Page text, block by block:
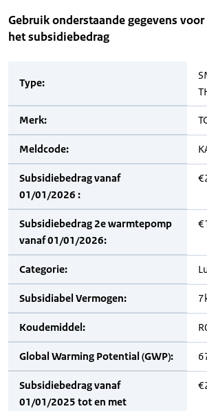
Gebruik onderstaande gegevens
het subsidiebedrag
Type:
Merk:
Meldcode:
Subsidiebedrag vanaf
01/01/2026 :
Subsidiebedrag 2e warmtepomp
vanaf 01/01/2026:
Categorie:
Subsidiabel Vermogen:
Koudemiddel:
Global Warming Potential (GWP):
Subsidiebedrag vanaf
01/01/2025 tot en met